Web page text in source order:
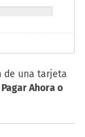
de una tarjeta
Pagar Ahora o